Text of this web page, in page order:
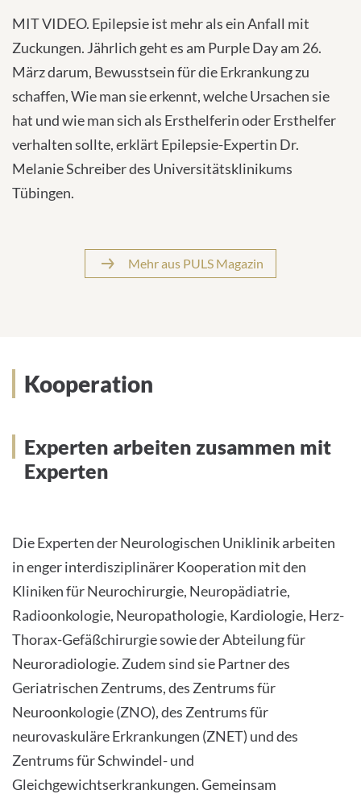
MIT VIDEO. Epilepsie ist mehr als ein Anfall mit
Zuckungen. Jährlich geht es am Purple Day am 26.
März darum, Bewusstsein für die Erkrankung zu
schaffen, Wie man sie erkennt, welche Ursachen sie
hat und wie man sich als Ersthelferin oder Ersthelfer
verhalten sollte, erklärt Epilepsie-Expertin Dr.
Melanie Schreiber des Universitätsklinikums
Tübingen.
Mehr aus PULS Magazin
Kooperation
Experten arbeiten zusammen mit
Experten
Die Experten der Neurologischen Uniklinik arbeiten
in enger interdisziplinärer Kooperation mit den
Kliniken für Neurochirurgie, Neuropädiatrie,
Radioonkologie, Neuropathologie, Kardiologie, Herz-
Thorax-Gefäßchirurgie sowie der Abteilung für
Neuroradiologie. Zudem sind sie Partner des
Geriatrischen Zentrums, des Zentrums für
Neuroonkologie (ZNO), des Zentrums für
neurovaskuläre Erkrankungen (ZNET) und des
Zentrums für Schwindel- und
Gleichgewichtserkrankungen. Gemeinsam